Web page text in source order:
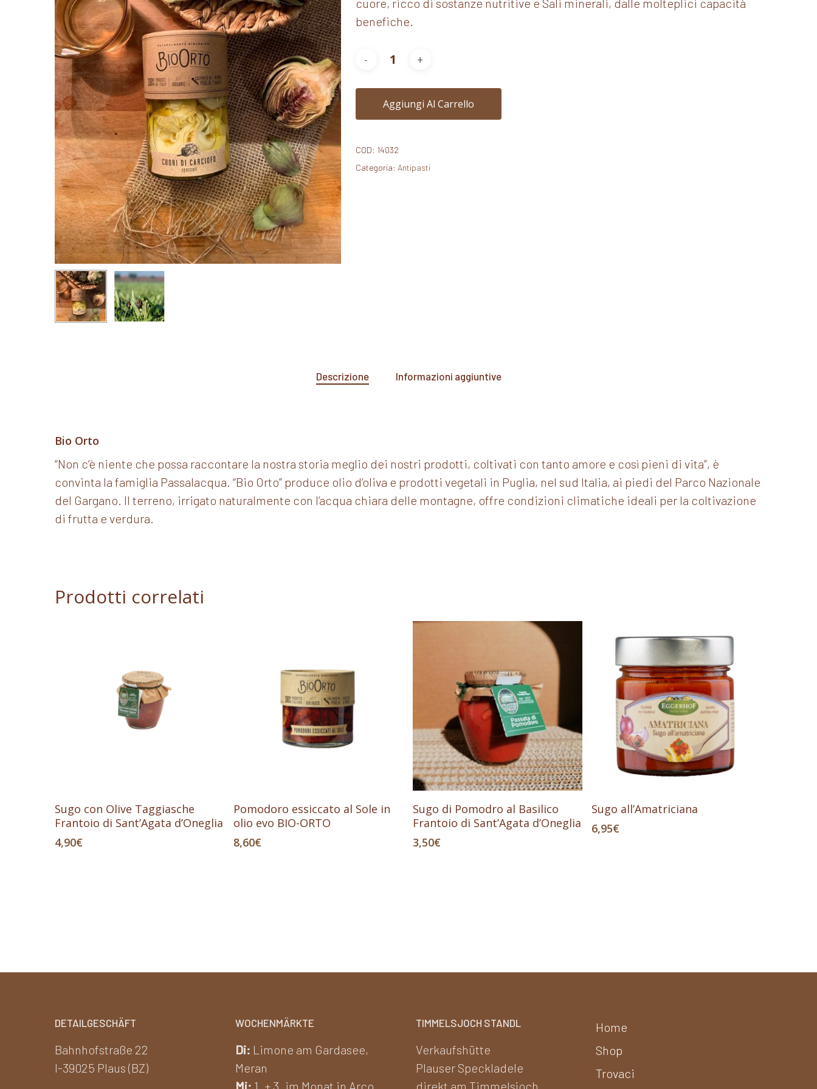
cuore, ricco di sostanze nutritive e Sali minerali, dalle molteplici capacità
benefiche.
Aggiungi Al Carrello
COD: 14032
Categoria: Antipasti
Descrizione Informazioni aggiuntive
Bio Orto
“Non c’è niente che possa raccontare la nostra storia meglio dei nostri prodotti, coltivati con tanto amore e così pieni di vita”, è
convinta la famiglia Passalacqua. “Bio Orto” produce olio d’oliva e prodotti vegetali in Puglia, nel sud Italia, ai piedi del Parco Nazionale
del Gargano. Il terreno, irrigato naturalmente con l’acqua chiara delle montagne, offre condizioni climatiche ideali per la coltivazione
di frutta e verdura.
Prodotti correlati
Aggiungi Al Carrello
Sugo con Olive Taggiasche
Frantoio di Sant’Agata d’Oneglia
4,90€
Aggiungi Al Carrello
Pomodoro essiccato al Sole in
olio evo BIO-ORTO
8,60€
Aggiungi Al Carrello
Sugo di Pomodro al Basilico
Frantoio di Sant’Agata d’Oneglia
3,50€
Aggiungi Al Carrello
Sugo all’Amatriciana
6,95€
DETAILGESCHÄFT
Bahnhofstraße 22
I-39025 Plaus (BZ)
WOCHENMÄRKTE
Di: Limone am Gardasee,
Meran
Mi: 1. + 3. im Monat in Arco
TIMMELSJOCH STANDL
Verkaufshütte
Plauser Speckladele
direkt am Timmelsjoch
Home
Shop
Trovaci